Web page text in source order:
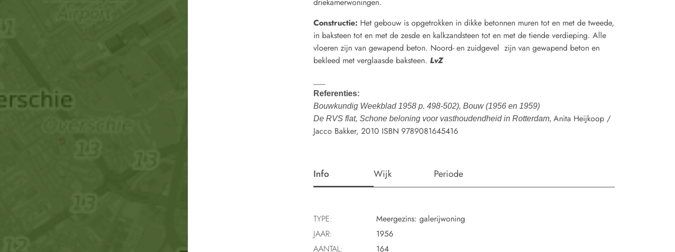
Constructie: Het gebouw is opgetrokken in dikke betonnen muren tot en met de tweede,
in baksteen tot en met de zesde en kalkzandsteen tot en met de tiende verdieping. Alle
vloeren zijn van gewapend beton. Noord- en zuidgevel zijn van gewapend beton en
bekleed met verglaasde baksteen. LvZ
Referenties:
Bouwkundig Weekblad 1958 p. 498-502), Bouw (1956 en 1959)
De RVS flat, Schone beloning voor vasthoudendheid in Rotterdam, Anita Heijkoop /
Jacco Bakker, 2010 ISBN 9789081645416
Info Wijk Periode
TYPE:
Meergezins: galerijwoning
JAAR:
1956
AANTAL:
164